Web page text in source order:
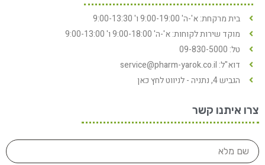
בית מרקחת: א'-ה' 9:00-19:00 ו' 9:00-13:30
מוקד שירות לקוחות: א'-ה' 9:00-18:00 ו' 9:00-13:00
טל: 09-830-5000
דוא"ל: service@pharm-yarok.co.il
הגביש 4, נתניה - לניווט לחץ כאן
צרו איתנו קשר